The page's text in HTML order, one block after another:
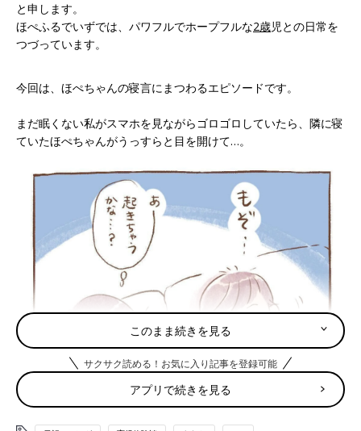
と申します。
ほぺふるでいずでは、パワフルでホープフルな2歳児との日常を
つづっています。
今回は、ほぺちゃんの寝言にまつわるエピソードです。
まだ眠くない私がスマホを見ながらゴロゴロしていたら、隣に寝
ていたほぺちゃんがうっすらと目を開けて…。
このまま続きを見る
サクサク読める！お気に入り記事を登録可能
アプリで続きを見る